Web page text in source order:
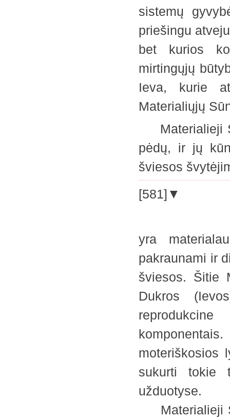
sistemų
priešingu
bet kurios
mirtingųjų
Ieva, kurie
Materialiųjų
Materialieji
pėdų, ir jų
šviesos
[581]▼
yra
pakraunami ir
šviesos. Šitie
Dukros
moteriškosios
sukurti tokie
užduotyse.
Materialieji